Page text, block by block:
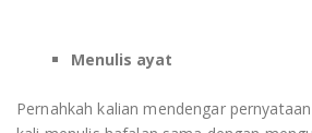
Menulis ayat
Pernahkah kalian mendengar